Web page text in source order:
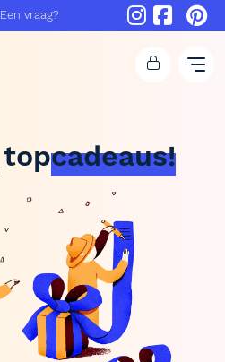
Een vraag?
topcadeaus!